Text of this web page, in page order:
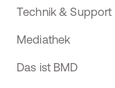
Technik & Support
Mediathek
Das ist BMD